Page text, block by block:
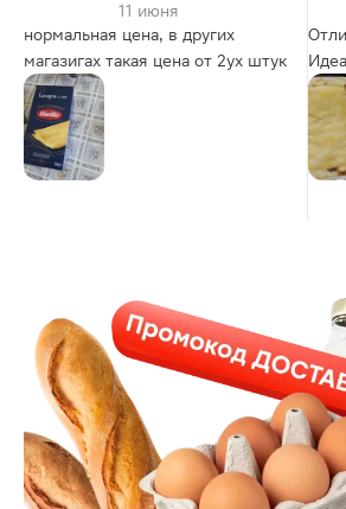
11 июня
нормальная цена, в других
магазигах такая цена от 2ух штук
Не